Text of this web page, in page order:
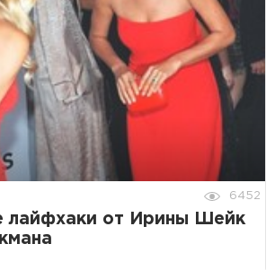
6452
лайфхаки от Ирины Шейк